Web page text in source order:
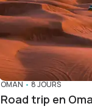
OMAN•8 JOURS
Road trip en